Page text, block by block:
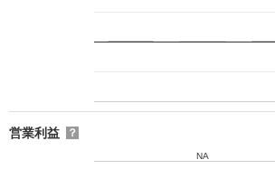
営業利益 ？
NA